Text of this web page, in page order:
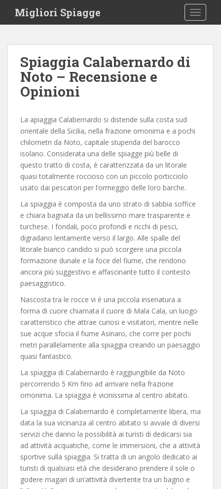
i
Migliori Spiagge
Spiaggia Calabernardo di
Noto – Recensione e
Opinioni
La apiaggia Calabernardo si distende sulla costa sud
orientale della Sicilia, nella frazione omonima e a pochi
chilometri da Noto, capitale stupenda del barocco
isolano. Considerata una delle spiagge più belle di
questo tratto di costa, è caratterizzata da un litorale
quasi totalmente roccioso con un piccolo porticciolo
usato dai pescatori per l’ormeggio delle loro barche.
La spiaggia è composta da uno strato di sabbia soffice
e chiara bagnata da un bellissimo mare trasparente e
turchese. I fondali, poco profondi e ricchi di pesci,
digradano lentamente verso il largo. Alle spalle del
litorale bianco candido si può scorgere una piccola
formazione dunale e la foce del fiume, che rendono
ancora più suggestivo e affascinante tutto il contesto
paesaggistico.
Nascosta tra le rocce vi è una piccola insenatura a
forma di cuore chiamata il cuore di Mala Cala, un luogo
caratteristico che attrae curiosi e visitatori, mentre nelle
sue acque sfocia il fiume Asinaro, che corre per pochi
metri parallelamente alla spiaggia creando un paesaggio
quasi fantastico.
La spiaggia di Calabernardo è raggiungibile da Noto
percorrendo 5 Km fino ad arrivare nella frazione
omonima. La spiaggia è vicinissima al centro abitato.
La spiaggia di Calabernardo è completamente libera, ma
data la sua vicinanza al centro abitato si avvale di diversi
servizi che danno la possibilità ai turisti di dedicarsi sia
ad attività acquatiche, come le immersioni, che a attività
sportive sulla spiaggia. Si tratta di un angolo dedicato ai
turisti di qualsiasi età che desiderano prendere il sole o
godere magari di un’attività divertente tra un bagno e